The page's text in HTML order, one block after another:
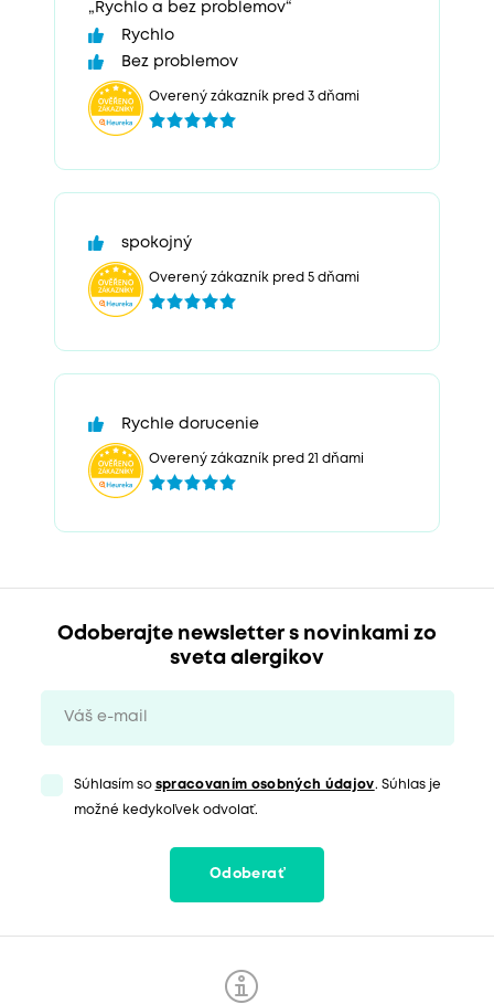
„Rychlo a bez problemov“
Rychlo
Bez problemov
Overený zákazník pred 3 dňami
spokojný
Overený zákazník pred 5 dňami
Rychle dorucenie
Overený zákazník pred 21 dňami
Odoberajte newsletter s novinkami zo
sveta alergikov
Súhlasím so spracovaním osobných údajov. Súhlas je
možné kedykoľvek odvolať.
Odoberať